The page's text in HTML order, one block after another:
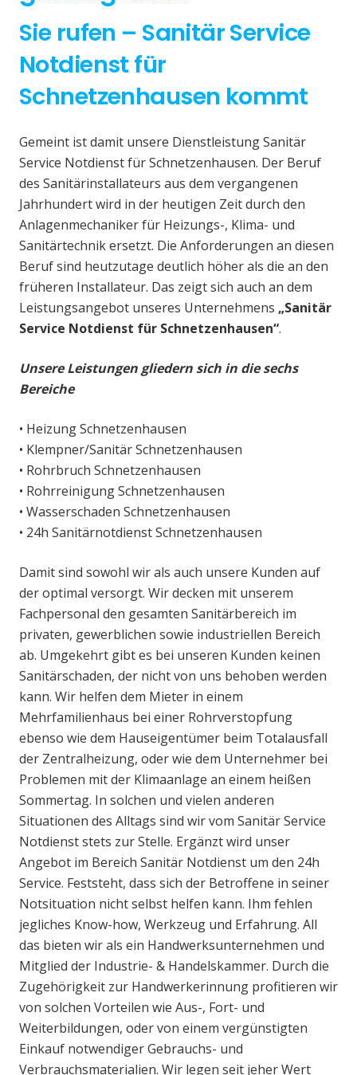
Sie rufen – Sanitär Service
Notdienst für
Schnetzenhausen kommt
Gemeint ist damit unsere Dienstleistung Sanitär
Service Notdienst für Schnetzenhausen. Der Beruf
des Sanitärinstallateurs aus dem vergangenen
Jahrhundert wird in der heutigen Zeit durch den
Anlagenmechaniker für Heizungs-, Klima- und
Sanitärtechnik ersetzt. Die Anforderungen an diesen
Beruf sind heutzutage deutlich höher als die an den
früheren Installateur. Das zeigt sich auch an dem
Leistungsangebot unseres Unternehmens „Sanitär
Service Notdienst für Schnetzenhausen“.
Unsere Leistungen gliedern sich in die sechs
Bereiche
• Heizung Schnetzenhausen
• Klempner/Sanitär Schnetzenhausen
• Rohrbruch Schnetzenhausen
• Rohrreinigung Schnetzenhausen
• Wasserschaden Schnetzenhausen
• 24h Sanitärnotdienst Schnetzenhausen
Damit sind sowohl wir als auch unsere Kunden auf
der optimal versorgt. Wir decken mit unserem
Fachpersonal den gesamten Sanitärbereich im
privaten, gewerblichen sowie industriellen Bereich
ab. Umgekehrt gibt es bei unseren Kunden keinen
Sanitärschaden, der nicht von uns behoben werden
kann. Wir helfen dem Mieter in einem
Mehrfamilienhaus bei einer Rohrverstopfung
ebenso wie dem Hauseigentümer beim Totalausfall
der Zentralheizung, oder wie dem Unternehmer bei
Problemen mit der Klimaanlage an einem heißen
Sommertag. In solchen und vielen anderen
Situationen des Alltags sind wir vom Sanitär Service
Notdienst stets zur Stelle. Ergänzt wird unser
Angebot im Bereich Sanitär Notdienst um den 24h
Service. Feststeht, dass sich der Betroffene in seiner
Notsituation nicht selbst helfen kann. Ihm fehlen
jegliches Know-how, Werkzeug und Erfahrung. All
das bieten wir als ein Handwerksunternehmen und
Mitglied der Industrie- & Handelskammer. Durch die
Zugehörigkeit zur Handwerkerinnung profitieren wir
von solchen Vorteilen wie Aus-, Fort- und
Weiterbildungen, oder von einem vergünstigten
Einkauf notwendiger Gebrauchs- und
Verbrauchsmaterialien. Wir legen seit jeher Wert